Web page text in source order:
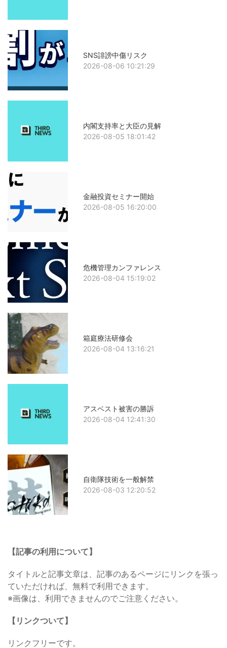
SNS誹謗中傷リスク
2026-08-06 10:21:29
内閣支持率と大臣の見解
2026-08-05 18:01:42
金融投資セミナー開始
2026-08-05 16:20:00
危機管理カンファレンス
2026-08-04 15:19:02
箱庭療法研修会
2026-08-04 13:16:21
アスベスト被害の勝訴
2026-08-04 12:41:30
自衛隊技術を一般解禁
2026-08-03 12:20:52
【記事の利用について】
タイトルと記事文章は、記事のあるページにリンクを張っ
ていただければ、無料で利用できます。
※画像は、利用できませんのでご注意ください。
【リンクついて】
リンクフリーです。